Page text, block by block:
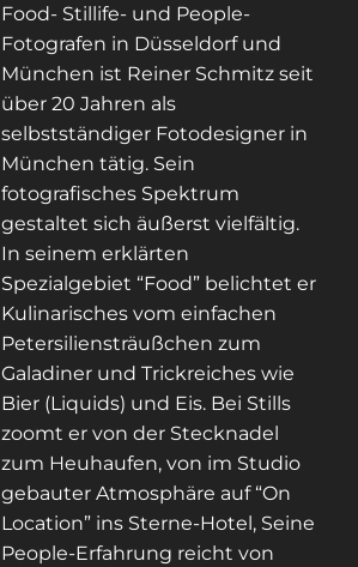
Food- Stillife- und People-
Fotografen in Düsseldorf und
München ist Reiner Schmitz seit
über 20 Jahren als
selbstständiger Fotodesigner in
München tätig. Sein
fotografisches Spektrum
gestaltet sich äußerst vielfältig.
In seinem erklärten
Spezialgebiet “Food” belichtet er
Kulinarisches vom einfachen
Petersiliensträußchen zum
Galadiner und Trickreiches wie
Bier (Liquids) und Eis. Bei Stills
zoomt er von der Stecknadel
zum Heuhaufen, von im Studio
gebauter Atmosphäre auf “On
Location” ins Sterne-Hotel, Seine
People-Erfahrung reicht von